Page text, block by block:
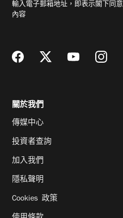
郵
輸入電子郵箱地址，即表示閣下同意
內容
關於我們
傳媒中心
投資者查詢
加入我們
隱私聲明
Cookies 政策